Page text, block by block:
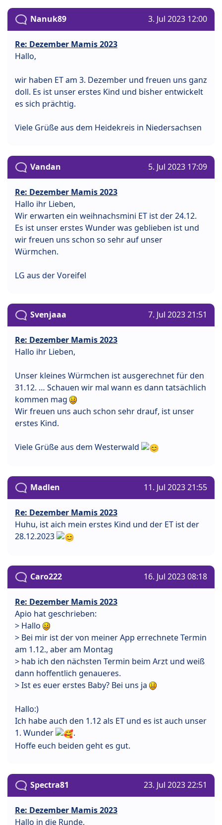
Nanuk89 3. Jul 2023 12:00
Re: Dezember Mamis 2023
Hallo,
wir haben ET am 3. Dezember und freuen uns ganz
doll. Es ist unser erstes Kind und bisher entwickelt
es sich prächtig.
Viele Grüße aus dem Heidekreis in Niedersachsen
Vandan 5. Jul 2023 17:09
Re: Dezember Mamis 2023
Hallo ihr Lieben,
Wir erwarten ein weihnachsmini ET ist der 24.12.
Es ist unser erstes Wunder was geblieben ist und
wir freuen uns schon so sehr auf unser
Würmchen.
LG aus der Voreifel
Svenjaaa 7. Jul 2023 21:51
Re: Dezember Mamis 2023
Hallo ihr Lieben,
Unser kleines Würmchen ist ausgerechnet für den
31.12. … Schauen wir mal wann es dann tatsächlich
kommen mag
Wir freuen uns auch schon sehr drauf, ist unser
erstes Kind.
Viele Grüße aus dem Westerwald
Madlen 11. Jul 2023 21:55
Re: Dezember Mamis 2023
Huhu, ist aich mein erstes Kind und der ET ist der
28.12.2023
Caro222 16. Jul 2023 08:18
Re: Dezember Mamis 2023
Apio hat geschrieben:
> Hallo
> Bei mir ist der von meiner App errechnete Termin
am 1.12., aber am Montag
> hab ich den nächsten Termin beim Arzt und weiß
dann hoffentlich genaueres.
> Ist es euer erstes Baby? Bei uns ja
Hallo:)
Ich habe auch den 1.12 als ET und es ist auch unser
1. Wunder
.
Hoffe euch beiden geht es gut.
Spectra81 23. Jul 2023 22:51
Re: Dezember Mamis 2023
Hallo in die Runde,